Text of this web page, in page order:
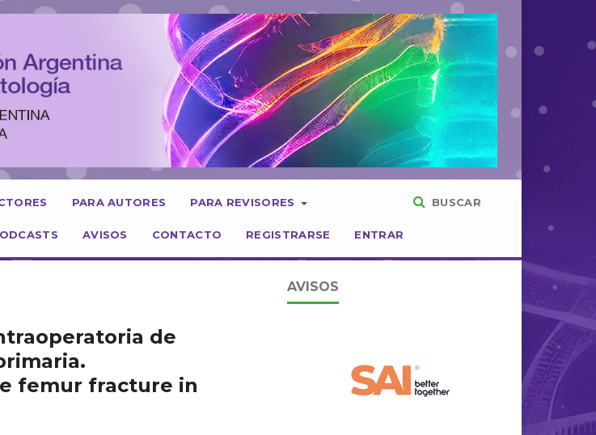
PARA AUTORES PARA REVISORES
AVISOS CONTACTO REGISTRARSE ENTRAR
BUSCAR
de
femur fracture in
AVISOS